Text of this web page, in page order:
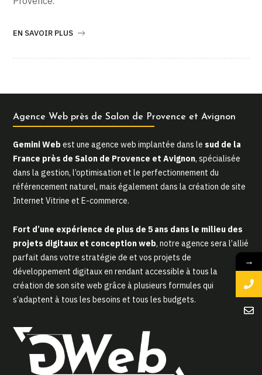
EN SAVOIR PLUS
Agence Web près de Salon de Provence et Avignon
Gemini Web est une agence web implantée dans le sud de la
France près de Salon de Provence et Avignon, spécialisée
dans la gestion, l’optimisation et le perfectionnement du
référencement naturel, mais également dans la création de site
Internet Vitrine et E-commerce.
Fort d’une expérience de plus de 5 ans dans le milieu des
projets digitaux et conception web, notre agence sera l’allié
parfait dans votre stratégie de et vos projets de
développement digitaux en rendant accessible à tous la
création de son site web grâce à plusieurs formules qui
s’adaptent à tous les besoins et tous les budgets.
→